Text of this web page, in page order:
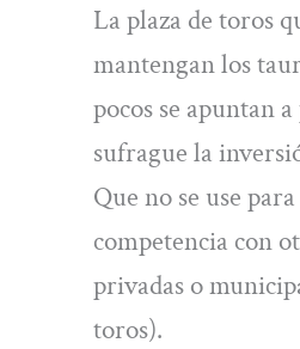
La plaza de toros
mantengan los
pocos se apuntan
sufrague la
Que no se use
competencia con
privadas o
toros).